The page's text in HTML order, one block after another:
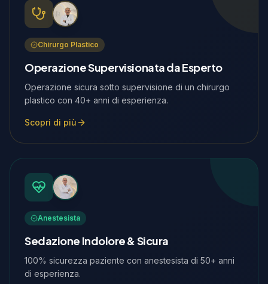
Chirurgo Plastico
Operazione Supervisionata da Esperto
Operazione sicura sotto supervisione di un chirurgo
plastico con 40+ anni di esperienza.
Scopri di più
Anestesista
Sedazione Indolore & Sicura
100% sicurezza paziente con anestesista di 50+ anni
di esperienza.